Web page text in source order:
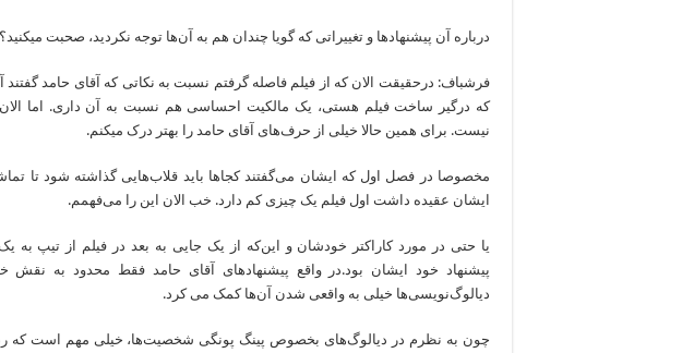
درباره آن پیشنهادها و تغییراتی که گویا چندان هم به آن‌ها توجه نکردید، صحبت می‎کنید؟
که درگیر ساخت فیلم هستی، یک مالکیت احساسی هم نسبت به آن داری. اما
نیست. برای همین حالا خیلی از حرف‌های آقای حامد را بهتر درک می‎کنم.
مخصوصا در فصل اول که ایشان می‌گفتند کجاها باید قلاب‌هایی گذاشته شود تا
ایشان عقیده داشت اول فیلم یک چیزی کم دارد. خب الان این را می‌فهمم.
پیشنهاد خود ایشان بود.در واقع پیشنهادهای آقای حامد فقط محدود به
دیالوگ‌نویسی‌ها خیلی به واقعی شدن آن‌ها کمک می کرد.
چون به نظرم در دیالوگ‌های بخصوص پینگ پونگی شخصیت‌ها، خیلی مهم است که